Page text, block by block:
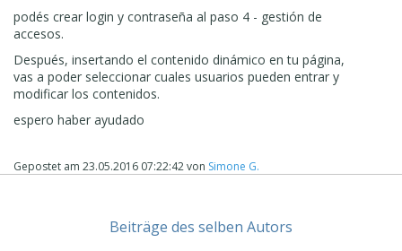
podés crear login y contraseña al paso 4 - gestión de
accesos.
Después, insertando el contenido dinámico en tu página,
vas a poder seleccionar cuales usuarios pueden entrar y
modificar los contenidos.
espero haber ayudado
Gepostet am 23.05.2016 07:22:42von Simone G.
Beiträge des selben Autors